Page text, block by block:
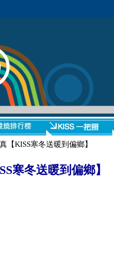
【KISS寒冬送暖到偏鄉】
寒冬送暖到偏鄉】